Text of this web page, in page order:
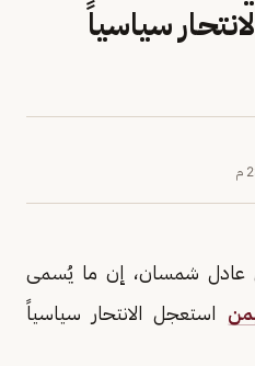
سياسياً
م
عادل شمسان، إن ما يُسمى
استعجل الانتحار سياسياً